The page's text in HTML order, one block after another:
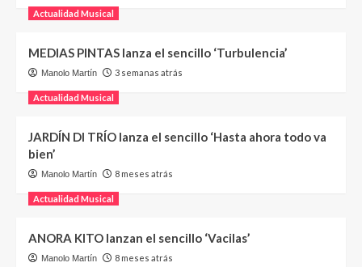
Actualidad Musical
MEDIAS PINTAS lanza el sencillo ‘Turbulencia’
Manolo Martín 3 semanas atrás
Actualidad Musical
JARDÍN DI TRÍO lanza el sencillo ‘Hasta ahora todo va
bien’
Manolo Martín 8 meses atrás
Actualidad Musical
ANORA KITO lanzan el sencillo ‘Vacilas’
Manolo Martín 8 meses atrás